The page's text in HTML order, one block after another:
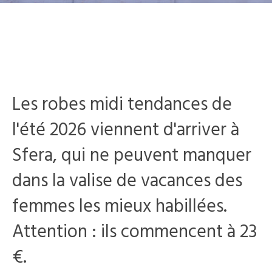
Les robes midi tendances de
l'été 2026 viennent d'arriver à
Sfera, qui ne peuvent manquer
dans la valise de vacances des
femmes les mieux habillées.
Attention : ils commencent à 23
€.